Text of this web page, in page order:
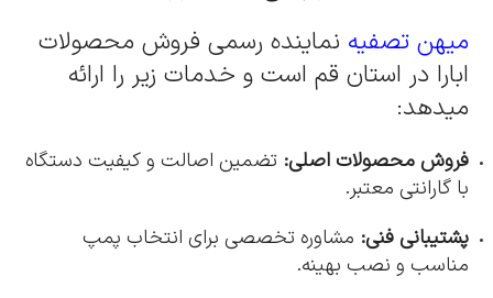
میهن تصفیه نماینده رسمی فروش محصولات
ابارا در استان قم است و خدمات زیر را ارائه
میدهد:
فروش محصولات اصلی: تضمین اصالت و کیفیت دستگاه
با گارانتی معتبر.
پشتیبانی فنی: مشاوره تخصصی برای انتخاب پمپ
مناسب و نصب بهینه.